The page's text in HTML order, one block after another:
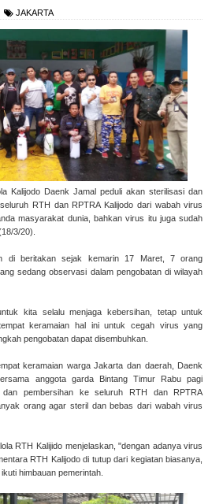
JAKARTA
Kalijodo Daenk Jamal peduli akan sterilisasi dan
RTH dan RPTRA Kalijodo dari wabah virus
masyarakat dunia, bahkan virus itu juga sudah
3/20).
di beritakan sejak kemarin 17 Maret, 7 orang
sedang observasi dalam pengobatan di wilayah
kita selalu menjaga kebersihan, tetap untuk
keramaian hal ini untuk cegah virus yang
pengobatan dapat disembuhkan.
keramaian warga Jakarta dan daerah, Daenk
anggota garda Bintang Timur Rabu pagi
dan pembersihan ke seluruh RTH dan RPTRA
orang agar steril dan bebasdari wabah virus
RTH Kalijido menjelaskan, "dengan adanya virus
RTH Kalijodo di tutup dari kegiatan biasanya,
himbauan pemerintah.